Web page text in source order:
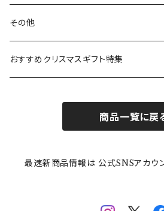
ガラスウェア
カトラリー
ピーターラビット
ポケットモンスター
mofusand（モフサンド）
mofsand×日比谷花壇
LAURA ASHLEY(ローラ アシュレイ)
Finlayson(フィンレイソン)
HANAE MORI(ハナエモリ)
THE BEATLES(ザ・ビートルズ)
Cecera(セセラ)
CELEC(セレック)
隅切り重箱
さざなみ
吉祥
メイメイウェア
SoSo(ソソ）
その他
リサイクル食器
おすすめクリスマスギフト特集
商品一覧に戻
最速新商品情報は 公式SNSアカウン